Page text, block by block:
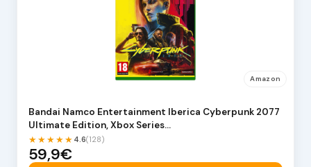
Amazon
Bandai Namco Entertainment Iberica Cyberpunk 2077
Ultimate Edition, Xbox Series…
★★★★★ 4.6(128)
59,9€